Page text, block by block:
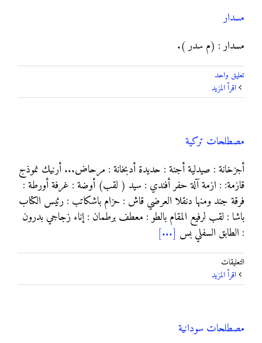
مسدار
مسدار : (م سدر ).
تعليق واحد
مصطلحات تركية
أجزخانة : صيدلية أجنة : حديدة أدبخانة : مرحاض... أرنيك نموذج
قازمة: : ازمة آلة حفر أفندي : سيد ( لقب) أوضة : غرفة أورطة :
فرقة جند ومنها دنقلا العرضي قاش : حزام باشكاتب : رئيس الكتاب
باشا : لقب لرفيع المقام بالطو : معطف برطمان : إناء زجاجي بدرون
: الطابق السفلي بس [...]
التعليقات
مصطلحات
تركية
مصطلحات سودانية